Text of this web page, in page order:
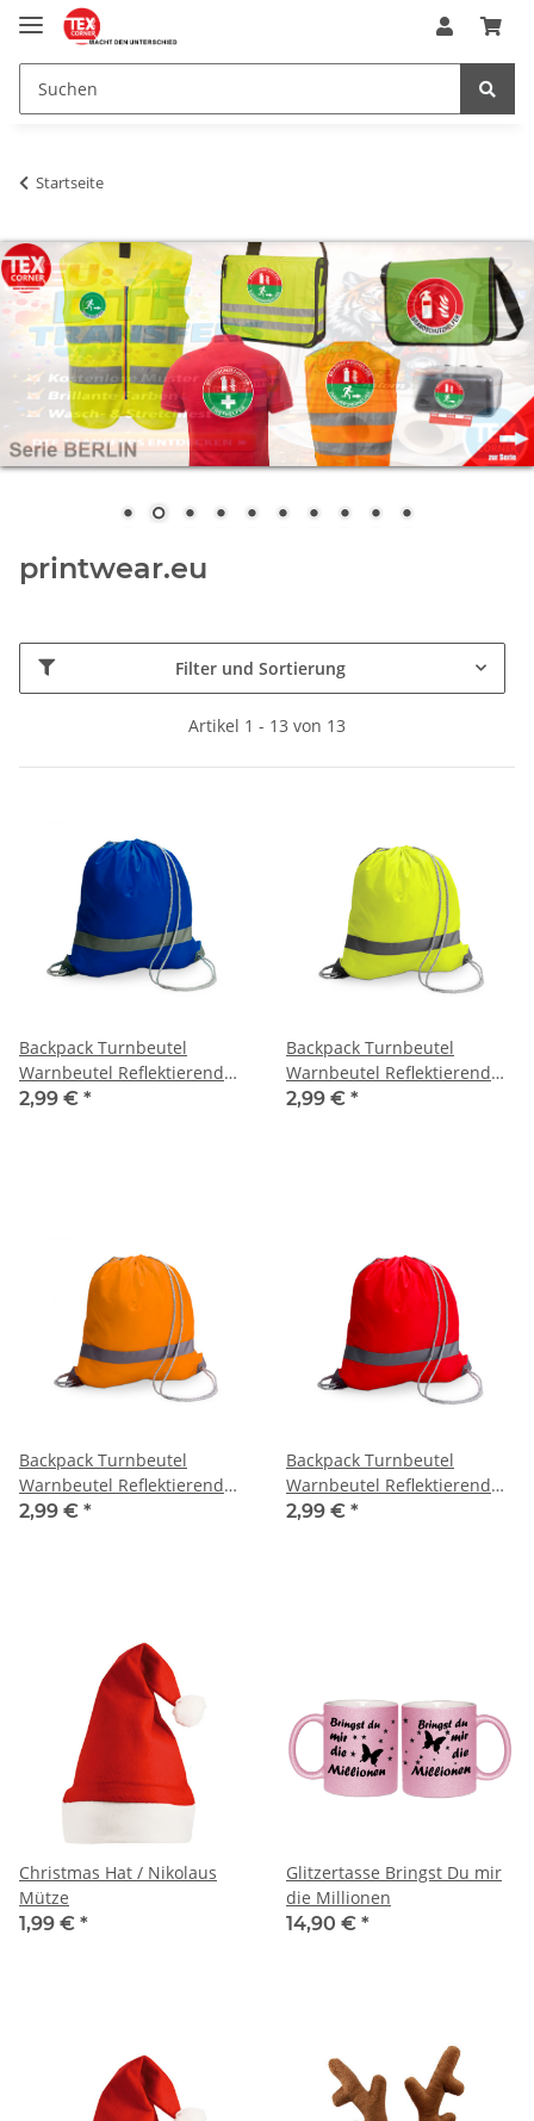
Startseite
printwear.eu
Filter und Sortierung
Artikel 1 - 13 von 13
Backpack Turnbeutel
Warnbeutel Reflektierend
blau
2,99 € *
Backpack Turnbeutel
Warnbeutel Reflektierend
Gelb
2,99 € *
Backpack Turnbeutel
Warnbeutel Reflektierend
Orange
2,99 € *
Backpack Turnbeutel
Warnbeutel Reflektierend
Rot
2,99 € *
Christmas Hat / Nikolaus
Mütze
1,99 € *
Glitzertasse Bringst Du mir
die Millionen
14,90 € *